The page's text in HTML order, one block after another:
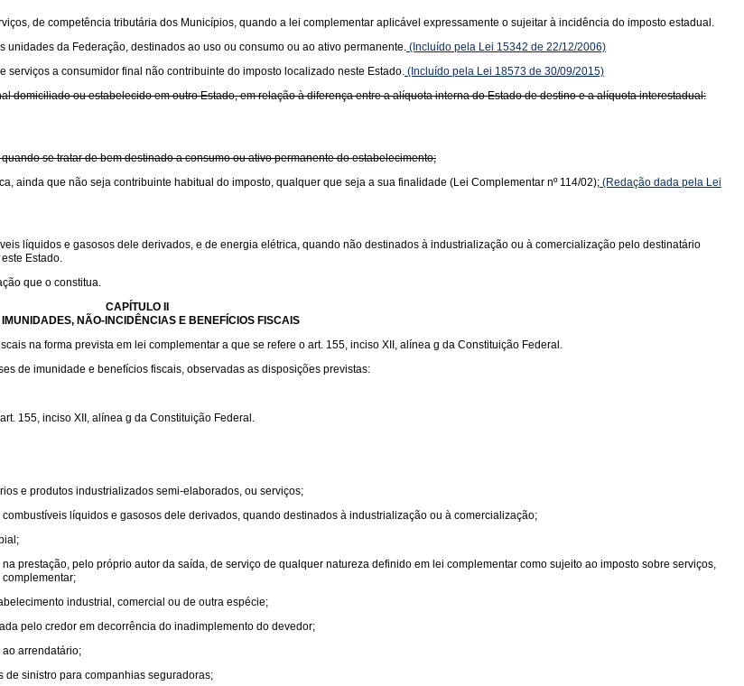
de competência tributária dos Municípios, quando a lei complementar aplicável expressamente o sujeitar à incidência do imposto estadual.
da Federação, destinados ao uso ou consumo ou ao ativo permanente. (Incluído pela Lei 15342 de 22/12/2006)
a consumidor final não contribuinte do imposto localizado neste Estado. (Incluído pela Lei 18573 de 30/09/2015)
domiciliado ou estabelecido em outro Estado, em relação à diferença entre a alíquota interna do Estado de destino e a alíquota interestadual:
se tratar de bem destinado a consumo ou ativo permanente do estabelecimento;
ainda que não seja contribuinte habitual do imposto, qualquer que seja a sua finalidade (Lei Complementar nº 114/02); (Redação dada pela Lei
líquidos e gasosos dele derivados, e de energia elétrica, quando não destinados à industrialização ou à comercialização pelo destinatário
Estado.
que o constitua.
CAPÍTULO II
IMUNIDADES, NÃO-INCIDÊNCIAS E BENEFÍCIOS FISCAIS
na forma prevista em lei complementar a que se refere o art. 155, inciso XII, alínea g da Constituição Federal.
de imunidade e benefícios fiscais, observadas as disposições previstas:
155, inciso XII, alínea g da Constituição Federal.
e produtos industrializados semi-elaborados, ou serviços;
líquidos e gasosos dele derivados, quando destinados à industrialização ou à comercialização;
prestação, pelo próprio autor da saída, de serviço de qualquer natureza definido em lei complementar como sujeito ao imposto sobre serviços,
industrial, comercial ou de outra espécie;
pelo credor em decorrência do inadimplemento do devedor;
arrendatário;
sinistro para companhias seguradoras;